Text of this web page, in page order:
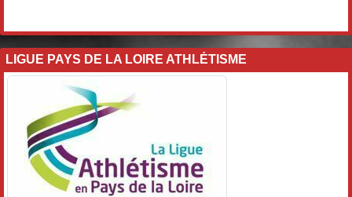
LIGUE PAYS DE LA LOIRE ATHLÉTISME